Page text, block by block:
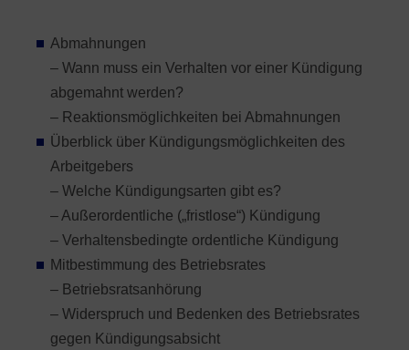
Abmahnungen
– Wann muss ein Verhalten vor einer Kündigung
abgemahnt werden?
– Reaktionsmöglichkeiten bei Abmahnungen
Überblick über Kündigungsmöglichkeiten des
Arbeitgebers
– Welche Kündigungsarten gibt es?
– Außerordentliche („fristlose“) Kündigung
– Verhaltensbedingte ordentliche Kündigung
Mitbestimmung des Betriebsrates
– Betriebsratsanhörung
– Widerspruch und Bedenken des Betriebsrates
gegen Kündigungsabsicht